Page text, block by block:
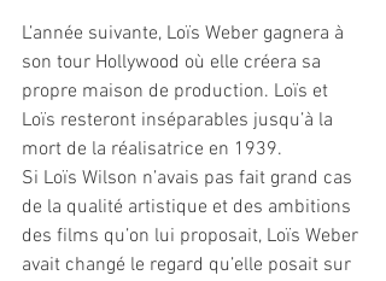
L’année suivante, Loïs Weber gagnera à
son tour Hollywood où elle créera sa
propre maison de production. Loïs et
Loïs resteront inséparables jusqu’à la
mort de la réalisatrice en 1939.
Si Loïs Wilson n’avais pas fait grand cas
de la qualité artistique et des ambitions
des films qu’on lui proposait, Loïs Weber
avait changé le regard qu’elle posait sur